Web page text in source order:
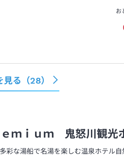
お
見る（28）
ｍｉｕｍ 鬼怒川観光
彩な湯船で名湯を楽しむ温泉ホテル